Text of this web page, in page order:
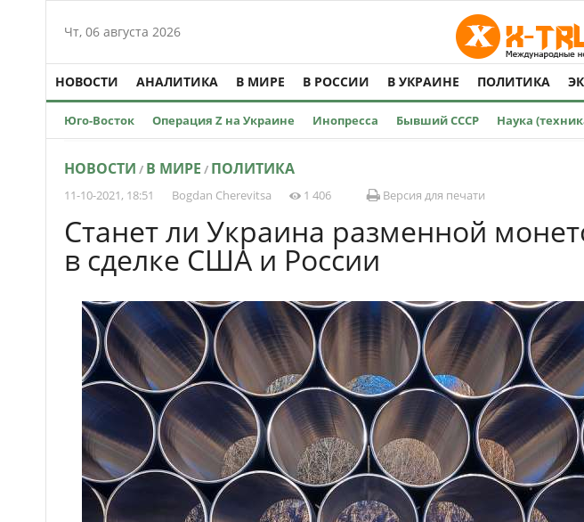
Чт, 06 августа 2026
НОВОСТИ АНАЛИТИКА В МИРЕ В РОССИИ В УКРАИНЕ ПОЛИТИКА
Юго-Восток Операция Z на Украине Инопресса Бывший СССР Наука
НОВОСТИ / В МИРЕ / ПОЛИТИКА
11-10-2021, 18:51 Bogdan Cherevitsa 1 406 Версия для печати
Cтанет ли Украина разменной
в сделке США и России